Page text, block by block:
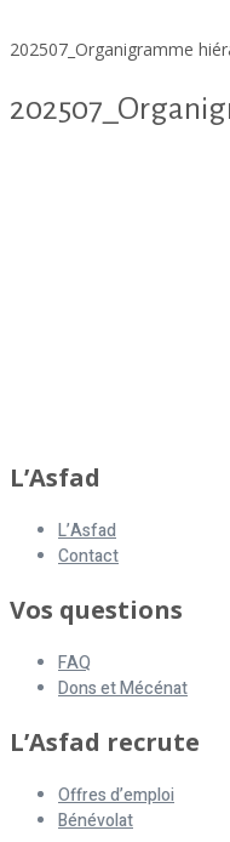
202507_Organigramme
L’Asfad
L’Asfad
Contact
Vos questions
FAQ
Dons et Mécénat
L’Asfad recrute
Offres d’emploi
Bénévolat